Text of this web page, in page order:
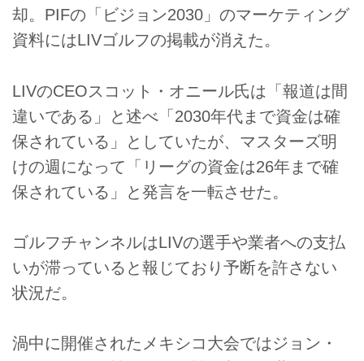
却。PIFの「ビジョン2030」のマーケティング
資料にはLIVゴルフの掲載が消えた。
LIVのCEOスコット・オニール氏は「報道は間
違いである」と述べ「2030年代まで資金は確
保されている」としていたが、マスターズ明
けの週になって「リーグの資金は26年まで確
保されている」と発言を一転させた。
ゴルフチャンネルはLIVの選手や業者への支払
いが滞っていると報じており予断を許さない
状況だ。
渦中に開催されたメキシコ大会ではジョン・